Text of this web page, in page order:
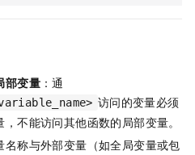
部变量 ：通
访问的变量必须
不能访问其他函数的局部变量。
名称与外部变量（如全局变量或包